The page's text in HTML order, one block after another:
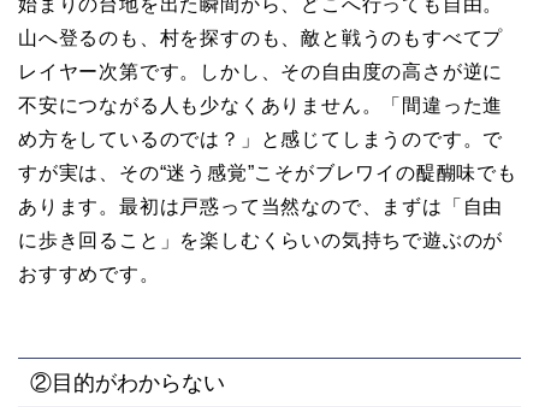
始まりの台地を出た瞬間から、どこへ行っても自由。
山へ登るのも、村を探すのも、敵と戦うのもすべてプ
レイヤー次第です。しかし、その自由度の高さが逆に
不安につながる人も少なくありません。「間違った進
め方をしているのでは？」と感じてしまうのです。で
すが実は、その“迷う感覚”こそがブレワイの醍醐味でも
あります。最初は戸惑って当然なので、まずは「自由
に歩き回ること」を楽しむくらいの気持ちで遊ぶのが
おすすめです。
②目的がわからない